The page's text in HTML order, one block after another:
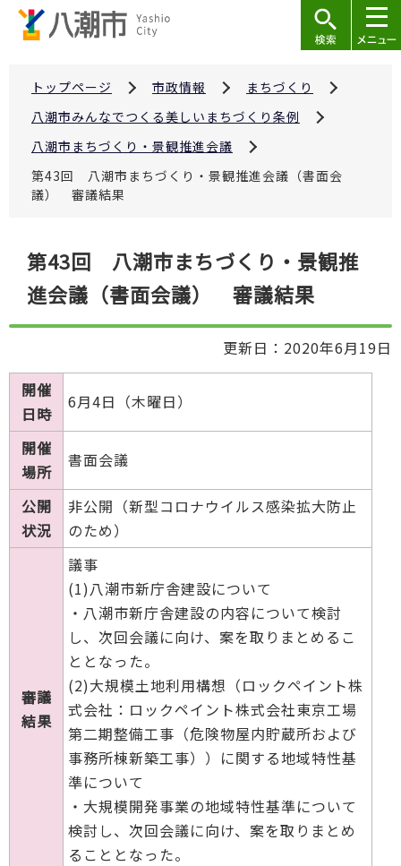
トップページ 市政情報
まちづくり
八潮市みんなでつくる美しいまちづくり条例
八潮市まちづくり・景観推進会議
第43回 八潮市まちづくり・景観推進会議（書面会
議） 審議結果
第43回 八潮市まちづくり・景観推
進会議（書面会議） 審議結果
更新日：2020年6月19日
開催
日時
6月4日（木曜日）
開催
場所
書面会議
公開
状況
非公開（新型コロナウイルス感染拡大防止
のため）
審議
結果
議事
(1)八潮市新庁舎建設について
・八潮市新庁舎建設の内容について検討
し、次回会議に向け、案を取りまとめるこ
ととなった。
(2)大規模土地利用構想（ロックペイント株
式会社：ロックペイント株式会社東京工場
第二期整備工事（危険物屋内貯蔵所および
事務所棟新築工事））に関する地域特性基
準について
・大規模開発事業の地域特性基準について
検討し、次回会議に向け、案を取りまとめ
ることとなった。